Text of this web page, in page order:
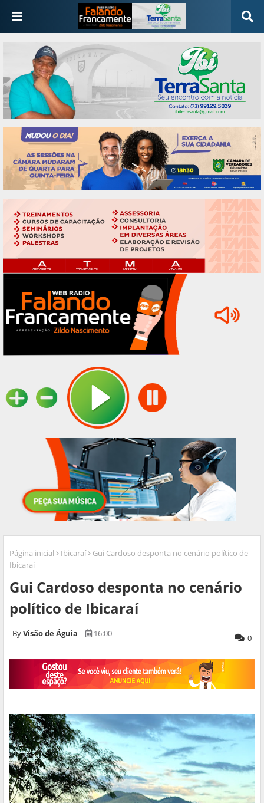
Página inicial Ibicaraí
Gui Cardoso desponta no cenário político de
Ibicaraí
Gui Cardoso desponta no cenário
político de Ibicaraí
Visão de Águia 16:00 0